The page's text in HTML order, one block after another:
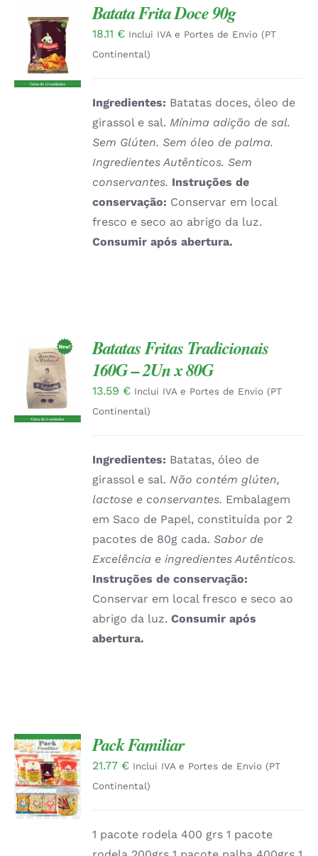
DETALHES
Batata Frita Doce 90g
18.11 € Inclui IVA e Portes de Envio (PT
Continental)
Ingredientes: Batatas doces, óleo de
girassol e sal. Mínima adição de sal.
Sem Glúten. Sem óleo de palma.
Ingredientes Autênticos. Sem
conservantes. Instruções de
conservação: Conservar em local
fresco e seco ao abrigo da luz.
Consumir após abertura.
ADICIONAR
/
DETALHES
Batatas Fritas Tradicionais
160G – 2Un x 80G
13.59 € Inclui IVA e Portes de Envio (PT
Continental)
Ingredientes: Batatas, óleo de
girassol e sal. Não contém glúten,
lactose e conservantes. Embalagem
em Saco de Papel, constituída por 2
pacotes de 80g cada.Sabor de
Excelência e ingredientes Autênticos.
Instruções de conservação:
Conservar em local fresco e seco ao
abrigo da luz.Consumir após
abertura.
ADICIONAR
/
DETALHES
Pack Familiar
21.77 € Inclui IVA e Portes de Envio (PT
Continental)
1 pacote rodela 400 grs 1 pacote